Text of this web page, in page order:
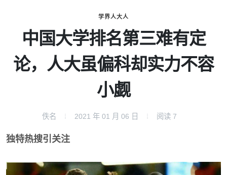
学界人大人
中国大学排名第三难有定
论，人大虽偏科却实力不容
小觑
佚名 2021 年 01 月 06 日 阅读 7
独特热搜引关注